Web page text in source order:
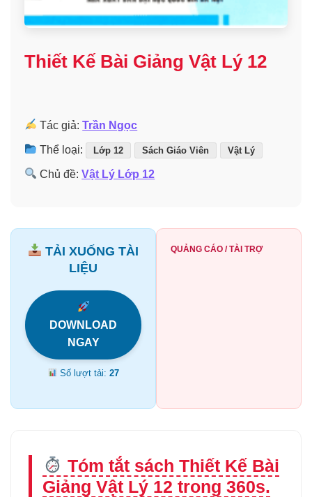
Thiết Kế Bài Giảng Vật Lý 12
Tác giả:Trần Ngọc
Thể loại: Lớp 12 Sách Giáo Viên Vật Lý
Chủ đề:Vật Lý Lớp 12
TẢI XUỐNG TÀI
LIỆU
DOWNLOAD
NGAY
Số lượt tải:27
QUẢNG CÁO / TÀI TRỢ
Tóm tắt sách Thiết Kế Bài
Giảng Vật Lý 12 trong 360s.